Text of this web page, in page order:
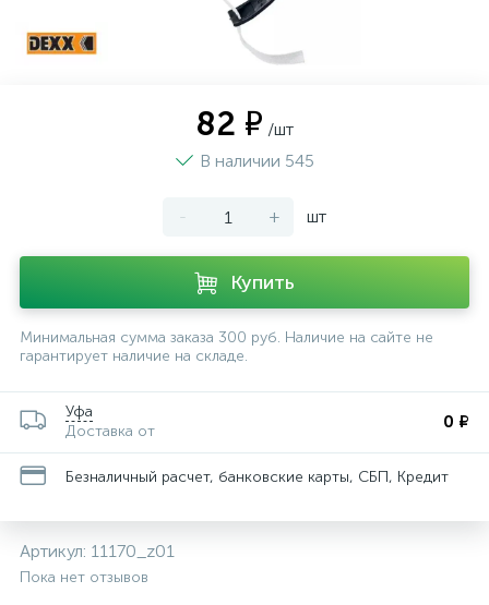
82 ₽ /шт
В наличии 545
- + шт
Купить
Минимальная сумма заказа 300 руб. Наличие на сайте не
гарантирует наличие на складе.
Уфа
Доставка от
0 ₽
Безналичный расчет, банковские карты, СБП, Кредит
Артикул: 11170_z01
Пока нет отзывов